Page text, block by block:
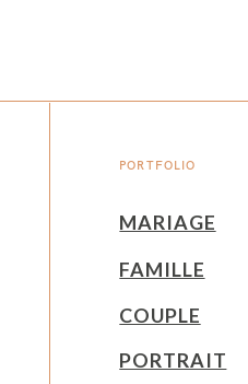
PORTFOLIO
MARIAGE
FAMILLE
COUPLE
PORTRAIT